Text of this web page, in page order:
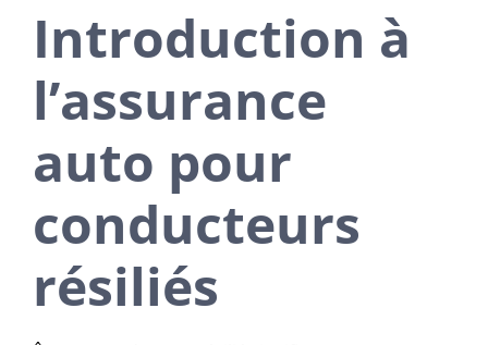
Introduction à
l’assurance
auto pour
conducteurs
résiliés